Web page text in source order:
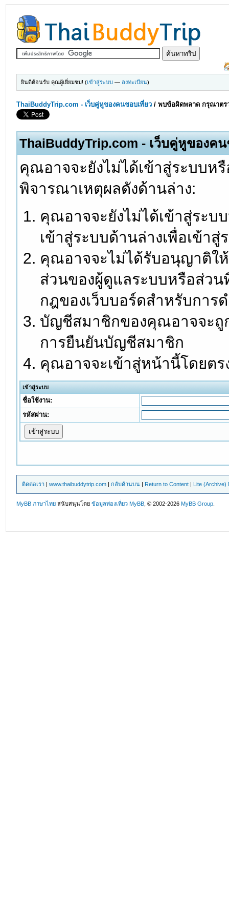
ยินดีต้อนรับ คุณผู้เยี่ยมชม! (เข้าสู่ระบบ — ลงทะเบียน)
ThaiBuddyTrip.com - เว็บคู่หูของคนชอบเที่ยว /พบข้อผิดพลาด กรุณาตร
ThaiBuddyTrip.com - เว็บคู่หูของค
คุณอาจจะยังไม่ได้เข้าสู่ระบบ
พิจารณาเหตุผลดังด้านล่าง:
คุณอาจจะยังไม่ได้เข้าสู่ระบ
เข้าสู่ระบบด้านล่างเพื่อเข้า
คุณอาจจะไม่ได้รับอนุญาติใ
ส่วนของผู้ดูแลระบบหรือส่ว
กฎของเว็บบอร์ดสำหรับการ
บัญชีสมาชิกของคุณอาจจะถู
การยืนยันบัญชีสมาชิก
คุณอาจจะเข้าสู่หน้านี้โดยต
เข้าสู่ระบบ
ชื่อใช้งาน:
รหัสผ่าน:
ติดต่อเรา |www.thaibuddytrip.com |กลับด้านบน | Return to Content | Lite (Archive)
MyBB ภาษาไทย สนับสนุนโดยข้อมูลท่องเที่ยว MyBB , © 2002-2026MyBB Group